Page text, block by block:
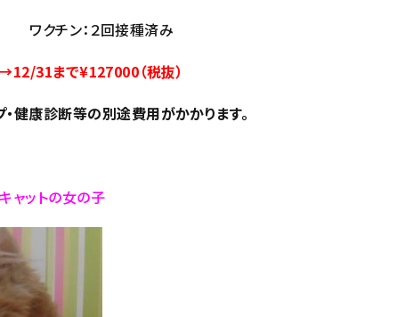
ワクチン：２回接種済み
31まで¥127000（税抜）
健康診断等の別途費用がかかります。
ャットの女の子